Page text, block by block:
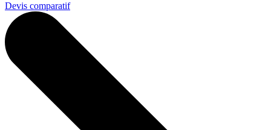
Devis comparatif